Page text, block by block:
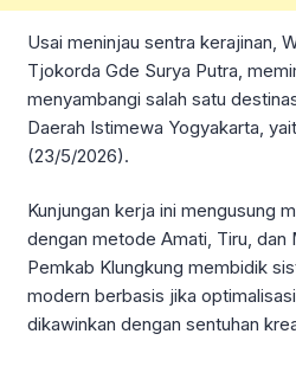
Usai meninjau sentra kerajinan,
Tjokorda Gde Surya Putra,
menyambangi salah satu
Daerah Istimewa Yogyakarta,
(23/5/2026).
Kunjungan kerja ini mengusung
dengan metode Amati, Tiru,
Pemkab Klungkung membidik
modern berbasis jika
dikawinkan dengan sentuhan